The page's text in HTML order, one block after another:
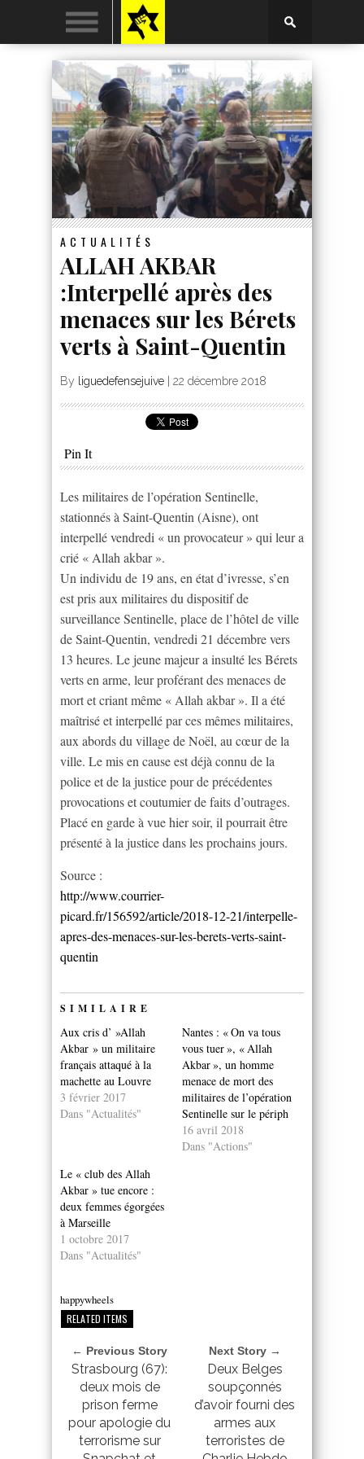
ACTUALITÉS
ALLAH AKBAR
:Interpellé après des
menaces sur les Bérets
verts à Saint-Quentin
By liguedefensejuive 22 décembre 2018
Pin It
Les militaires de l’opération Sentinelle,
stationnés à Saint-Quentin (Aisne), ont
interpellé vendredi « un provocateur » qui leur a
crié « Allah akbar ».
Un individu de 19 ans, en état d’ivresse, s’en
est pris aux militaires du dispositif de
surveillance Sentinelle, place de l’hôtel de ville
de Saint-Quentin, vendredi 21 décembre vers
13 heures. Le jeune majeur a insulté les Bérets
verts en arme, leur proférant des menaces de
mort et criant même « Allah akbar ». Il a été
maîtrisé et interpellé par ces mêmes militaires,
aux abords du village de Noël, au cœur de la
ville. Le mis en cause est déjà connu de la
police et de la justice pour de précédentes
provocations et coutumier de faits d’outrages.
Placé en garde à vue hier soir, il pourrait être
présenté à la justice dans les prochains jours.
Source :
http://www.courrier-
picard.fr/156592/article/2018-12-21/interpelle-
apres-des-menaces-sur-les-berets-verts-saint-
quentin
SIMILAIRE
Aux cris d’ »Allah
Akbar » un militaire
français attaqué à la
machette au Louvre
3 février 2017
Dans "Actualités"
Nantes : « On va tous
vous tuer », « Allah
Akbar », un homme
menace de mort des
militaires de l’opération
Sentinelle sur le périph
16 avril 2018
Dans "Actions"
Le « club des Allah
Akbar » tue encore :
deux femmes égorgées
à Marseille
1 octobre 2017
Dans "Actualités"
happywheels
RELATED ITEMS
← Previous Story
Strasbourg (67):
deux mois de
prison ferme
pour apologie du
terrorisme sur
Next Story →
Deux Belges
soupçonnés
d’avoir fourni des
armes aux
terroristes de